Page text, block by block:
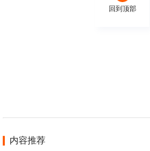
内容推荐
回到顶部